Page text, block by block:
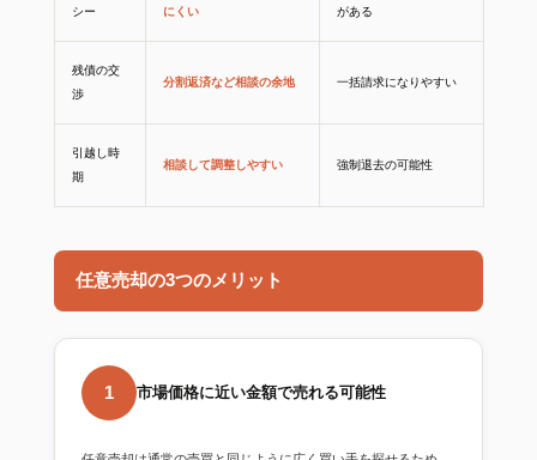
シー
にくい
がある
残債の交
渉
分割返済など相談の余地 一括請求になりやすい
引越し時
期
相談して調整しやすい 強制退去の可能性
任意売却の3つのメリット
1 市場価格に近い金額で売れる可能性